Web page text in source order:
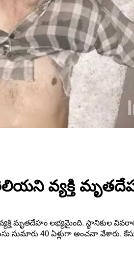
వ్యక్తి
మృతదేహం లభ్యమైంది. స్థానికుల
సుమారు 40 ఏళ్లుగా అంచనా వేశారు.